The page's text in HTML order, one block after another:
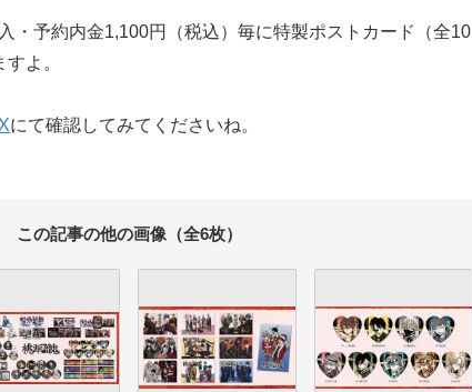
・予約内金1,100円（税込）毎に特製ポストカード（全10
よ。
にて確認してみてくださいね。
この記事の他の画像（全6枚）